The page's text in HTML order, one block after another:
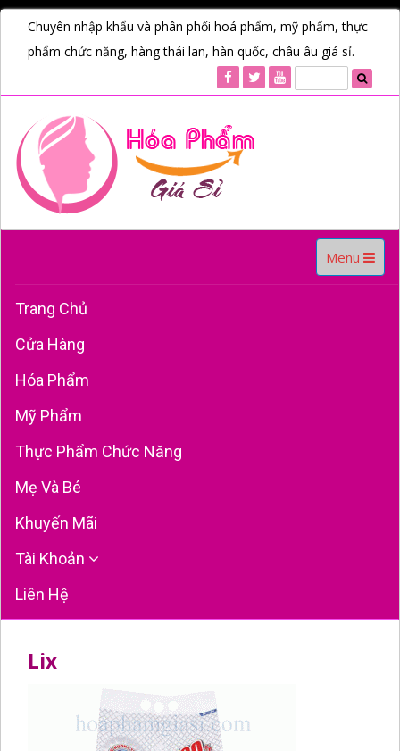
Chuyên nhập khẩu và phân phối hoá phẩm, mỹ phẩm, thực
phẩm chức năng, hàng thái lan, hàn quốc, châu âu giá sỉ.
Toggle
navigation
Menu
Trang Chủ
Cửa Hàng
Hóa Phẩm
Mỹ Phẩm
Thực Phẩm Chức Năng
Mẹ Và Bé
Khuyến Mãi
Tài Khoản
Liên Hệ
Lix